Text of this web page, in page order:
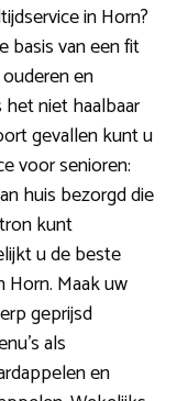
in Horn?
basis van een fit
en
niet haalbaar
gevallen kunt u
voor senioren:
huis bezorgd die
kunt
u de beste
Horn. Maak uw
geprijsd
als
en